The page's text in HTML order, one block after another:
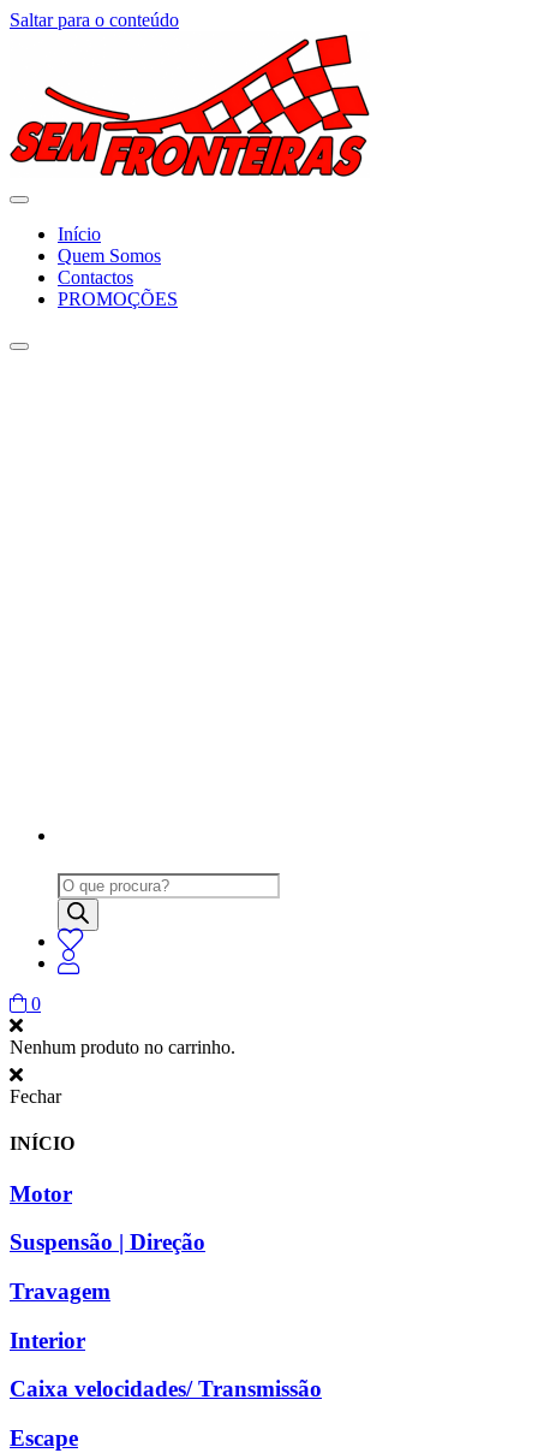
Saltar para o conteúdo
Início
Quem Somos
Contactos
PROMOÇÕES
Products
search
0
Nenhum produto no carrinho.
Fechar
INÍCIO
Motor
Suspensão | Direção
Travagem
Interior
Caixa velocidades/ Transmissão
Escape